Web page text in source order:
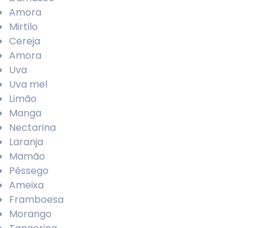
Amora
Mirtilo
Cereja
Amora
Uva
Uva mel
Limão
Manga
Nectarina
Laranja
Mamão
Pêssego
Ameixa
Framboesa
Morango